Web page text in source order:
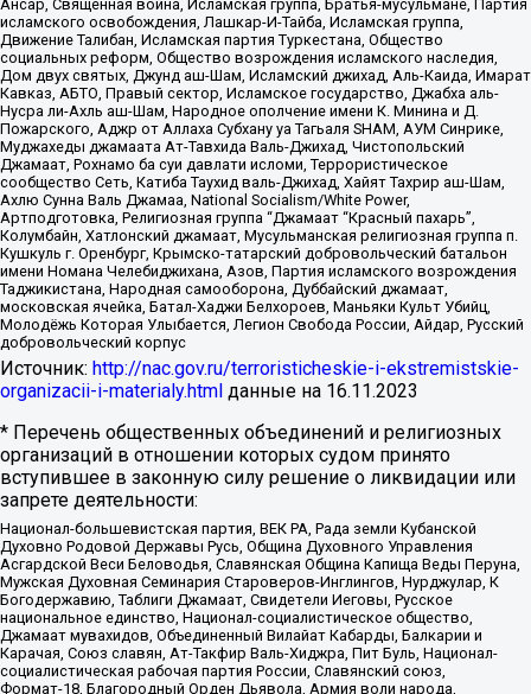
Ансар, Священная война, Исламская группа, Братья-мусульмане, Партия
исламского освобождения, Лашкар-И-Тайба, Исламская группа,
Движение Талибан, Исламская партия Туркестана, Общество
социальных реформ, Общество возрождения исламского наследия,
Дом двух святых, Джунд аш-Шам, Исламский джихад, Аль-Каида, Имарат
Кавказ, АБТО, Правый сектор, Исламское государство, Джабха аль-
Нусра ли-Ахль аш-Шам, Народное ополчение имени К. Минина и Д.
Пожарского, Аджр от Аллаха Субхану уа Тагьаля SHAM, АУМ Синрике,
Муджахеды джамаата Ат-Тавхида Валь-Джихад, Чистопольский
Джамаат, Рохнамо ба суи давлати исломи, Террористическое
сообщество Сеть, Катиба Таухид валь-Джихад, Хайят Тахрир аш-Шам,
Ахлю Сунна Валь Джамаа, National Socialism/White Power,
Артподготовка, Религиозная группа “Джамаат “Красный пахарь”,
Колумбайн, Хатлонский джамаат, Мусульманская религиозная группа п.
Кушкуль г. Оренбург, Крымско-татарский добровольческий батальон
имени Номана Челебиджихана, Азов, Партия исламского возрождения
Таджикистана, Народная самооборона, Дуббайский джамаат,
московская ячейка, Батал-Хаджи Белхороев, Маньяки Культ Убийц,
Молодёжь Которая Улыбается, Легион Свобода России, Айдар, Русский
добровольческий корпус
Источник: http://nac.gov.ru/terroristicheskie-i-ekstremistskie-
organizacii-i-materialy.html данные на 16.11.2023
* Перечень общественных объединений и религиозных
организаций в отношении которых судом принято
вступившее в законную силу решение о ликвидации или
запрете деятельности:
Национал-большевистская партия, ВЕК РА, Рада земли Кубанской
Духовно Родовой Державы Русь, Община Духовного Управления
Асгардской Веси Беловодья, Славянская Община Капища Веды Перуна,
Мужская Духовная Семинария Староверов-Инглингов, Нурджулар, К
Богодержавию, Таблиги Джамаат, Свидетели Иеговы, Русское
национальное единство, Национал-социалистическое общество,
Джамаат мувахидов, Объединенный Вилайат Кабарды, Балкарии и
Карачая, Союз славян, Ат-Такфир Валь-Хиджра, Пит Буль, Национал-
социалистическая рабочая партия России, Славянский союз,
Формат-18, Благородный Орден Дьявола, Армия воли народа,